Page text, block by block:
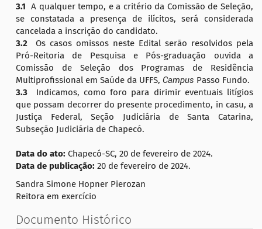
3.1 A qualquer tempo, e a critério da Comissão de Seleção,
se constatada a presença de ilícitos, será considerada
cancelada a inscrição do candidato.
3.2
Os casos omissos neste Edital serão resolvidos pela
Pró-Reitoria de Pesquisa e Pós-graduação ouvida a
Comissão de Seleção dos Programas de Residência
Multiprofissional em Saúde da UFFS, Campus Passo Fundo.
3.3
Indicamos, como foro para dirimir eventuais litígios
que possam decorrer do presente procedimento, in casu, a
Justiça Federal, Seção Judiciária de Santa Catarina,
Subseção Judiciária de Chapecó.
Data do ato: Chapecó-SC, 20 de fevereiro de 2024.
Data de publicação: 20 de fevereiro de 2024.
Sandra Simone Hopner Pierozan
Reitora em exercício
Documento Histórico